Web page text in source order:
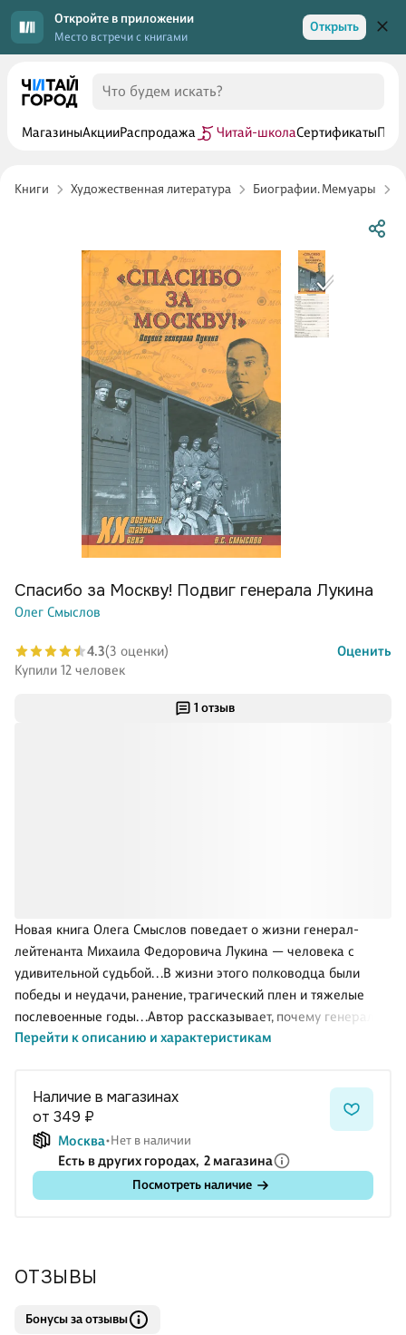
Откройте в приложении
Место встречи с книгами
Открыть
МагазиныАкцииРаспродажа Читай-школаСертификаты
Книги Художественная литература Биографии. Мемуары
1 отзыв
Новая книга Олега Смыслов поведает о жизни генерал-
лейтенанта Михаила Федоровича Лукина — человека с
удивительной судьбой. . .В жизни этого полководца были
победы и неудачи, ранение, трагический плен и тяжелые
послевоенные годы. . .Автор рассказывает, почему генерал
Лукин оказался неудобной фигурой для немцев, а его
Перейти к описанию и характеристикам
Спасибо за Москву! Подвиг генерала Лукина
Олег Смыслов
4.3(3 оценки)
Оценить
Купили 12 человек
Наличие в магазинах
от 349 ₽
Москва Нет в наличии
Есть в других городах, 2 магазина
Посмотреть наличие
ОТЗЫВЫ
Бонусы за отзывы